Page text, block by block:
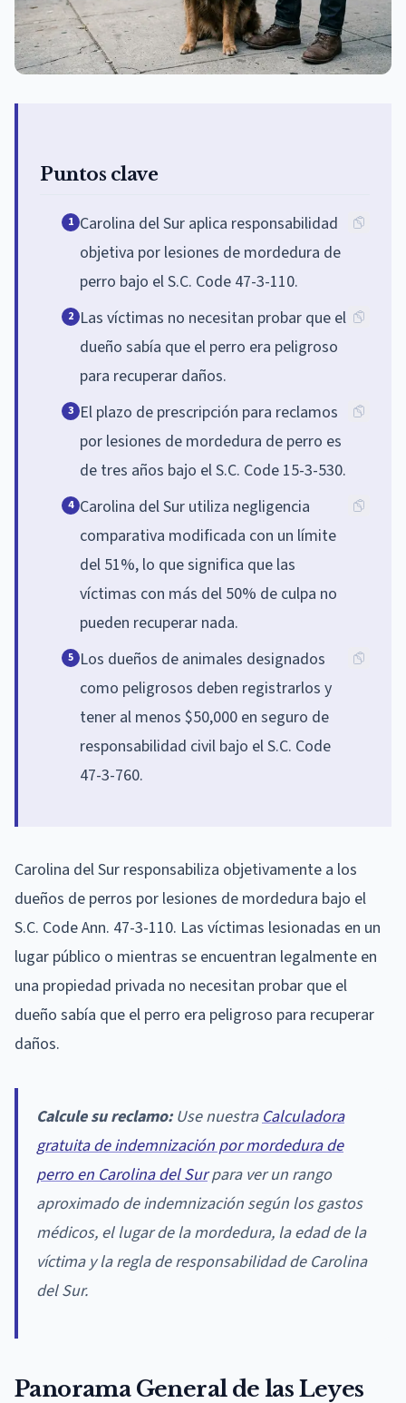
Puntos clave
1 Carolina del Sur aplica responsabilidad
objetiva por lesiones de mordedura de
perro bajo el S.C. Code 47-3-110.
2 Las víctimas no necesitan probar que el
dueño sabía que el perro era peligroso
para recuperar daños.
3 El plazo de prescripción para reclamos
por lesiones de mordedura de perro es
de tres años bajo el S.C. Code 15-3-530.
4 Carolina del Sur utiliza negligencia
comparativa modificada con un límite
del 51%, lo que significa que las
víctimas con más del 50% de culpa no
pueden recuperar nada.
5 Los dueños de animales designados
como peligrosos deben registrarlos y
tener al menos $50,000 en seguro de
responsabilidad civil bajo el S.C. Code
47-3-760.
Carolina del Sur responsabiliza objetivamente a los
dueños de perros por lesiones de mordedura bajo el
S.C. Code Ann. 47-3-110. Las víctimas lesionadas en un
lugar público o mientras se encuentran legalmente en
una propiedad privada no necesitan probar que el
dueño sabía que el perro era peligroso para recuperar
daños.
Calcule su reclamo:Use nuestra Calculadora
gratuita de indemnización por mordedura de
perro en Carolina del Surpara ver un rango
aproximado de indemnización según los gastos
médicos, el lugar de la mordedura, la edad de la
víctima y la regla de responsabilidad de Carolina
del Sur.
Panorama General de las Leyes